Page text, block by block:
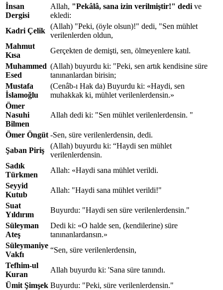
İnsan
Dergisi
Allah, "Pekâlâ, sana izin verilmiştir!" dedi ve
ekledi:
Kadri Çelik
(Allah) "Peki, (öyle olsun)!" dedi, "Sen mühlet
verilenlerden oldun,
Mahmut
Kısa
Gerçekten de demişti, sen, ölmeyenlere katıl.
Muhammed
Esed
(Allah) buyurdu ki: "Peki, sen artık kendisine süre
tanınanlardan birisin;
Mustafa
İslamoğlu
(Cenâb-ı Hak da) Buyurdu ki: «Haydi, sen
muhakkak ki, mühlet verilenlerdensin.»
Ömer
Nasuhi
Bilmen
Allah dedi ki: "Sen mühlet verilenlerdensin. "
Ömer Öngüt -Sen, süre verilenlerdensin, dedi.
Şaban Piriş
(Allah) buyurdu ki: “Haydi sen mühlet
verilenlerdensin.
Sadık
Türkmen
Allah: «Haydi sana mühlet verildi.
Seyyid
Kutub
Allah: "Haydi sana mühlet verildi!"
Suat
Yıldırım
Buyurdu: "Haydi sen süre verilenlerdensin."
Süleyman
Ateş
Dedi ki: «O halde sen, (kendilerine) süre
tanınanlardansın.»
Süleymaniye
Vakfı
“Sen, süre verilenlerdensin,
Tefhim-ul
Kuran
Allah buyurdu ki: 'Sana süre tanındı.
Ümit Şimşek Buyurdu: "Peki, süre verilenlerdensin."